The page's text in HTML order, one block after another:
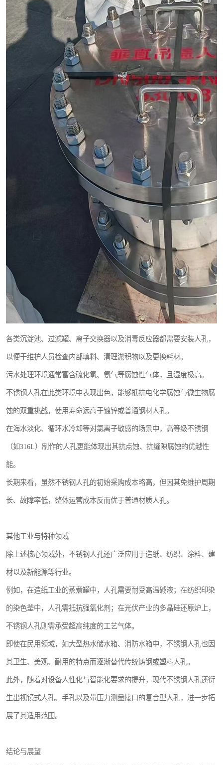
各类沉淀池、过滤罐、离子交换器以及消毒反应器都需要安装人孔，
以便于维护人员检查内部填料、清理淤积物以及更换耗材。
污水处理环境通常富含硫化氢、氨气等腐蚀性气体，且湿度极高。
不锈钢人孔在此类环境中表现出色，能够抵抗电化学腐蚀与微生物腐
蚀的双重挑战，使用寿命远高于镀锌或普通钢材人孔。
在海水淡化、循环水冷却等对氯离子敏感的场景中，高等级不锈钢
（如316L）制作的人孔更能体现出其抗点蚀、抗缝隙腐蚀的优越性
能。
长期来看，虽然不锈钢人孔的初始采购成本略高，但因其免维护周期
长、故障率低，整体运营成本反而优于普通材质人孔。
其他工业与特种领域
除上述核心领域外，不锈钢人孔还广泛应用于造纸、纺织、涂料、建
材以及新能源等行业。
例如，在造纸工业的蒸煮罐中，人孔需要耐受高温碱液；在纺织印染
的染色釜中，人孔需抵抗强氧化剂；在光伏产业的多晶硅还原炉上，
不锈钢人孔则需承受超高纯度的工艺气体。
即使在民用领域，如大型热水储水箱、消防水箱中，不锈钢人孔也因
其卫生、美观、耐用的特点而逐渐替代传统铸钢或塑料人孔。
此外，随着对设备人性化与智能化要求的提升，现代不锈钢人孔还衍
生出视镜式人孔、手孔以及带压力测量接口的复合型人孔，进一步拓
展了其适用范围。
结论与展望